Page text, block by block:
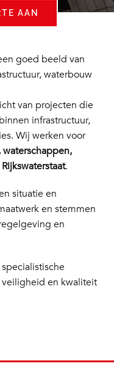
AAN
goed beeld van
waterbouw
van projecten die
infrastructuur,
Wij werken voor
.
situatie en
en stemmen
en
en kwaliteit